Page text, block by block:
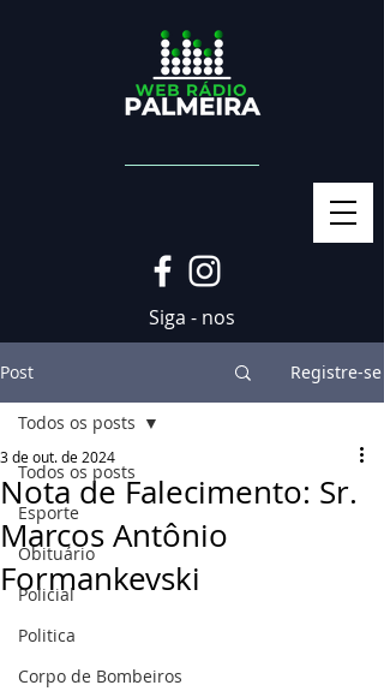
Siga - nos
Post Registre-se
Todos os posts
Esporte
Obituário
Policial
Politica
Corpo de Bombeiros
Todos os posts
Nota de Falecimento: Sr.
Marcos Antônio
Formankevski
3 de out. de 2024